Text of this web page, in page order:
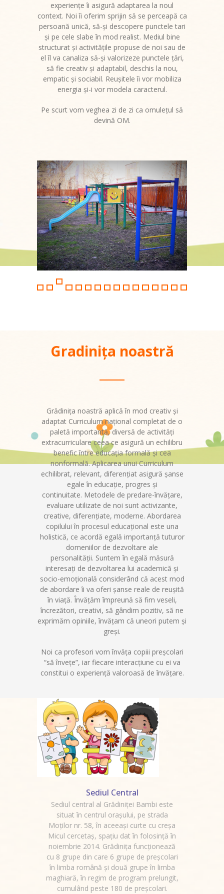
-- Grupa Ursuleții PJ
-- Grupa Veverițele PJ
-- Grupa Vrăbiuțele PJ
-- Galerie Sediul Central
Structura 2
-- Grupa Albinuțele S2
-- Grupa Mămăruțele S2
-- Galerie Structura 2
Proiecte
-- Proiecte eTwinning
Galerie
Contact
experienţe îi asigură adaptarea la noul
context. Noi îi oferim sprijin să se perceapă ca
persoană unică, să-şi descopere punctele tari
şi pe cele slabe în mod realist. Mediul bine
structurat şi activităţile propuse de noi sau de
el îl va canaliza să-şi valorizeze punctele ţări,
să fie creativ şi adaptabil, deschis la nou,
empatic şi sociabil. Reuşitele îi vor mobiliza
energia şi-i vor modela caracterul.
Pe scurt vom veghea zi de zi ca omuleţul să
devină OM.
Gradinița noastră
Grădiniţa noastră aplică în mod creativ şi
adaptat Curriculum naţional completat de o
paletă importantă, diversă de activităţi
extracurriculare ceea ce asigură un echilibru
benefic între educaţia formală şi cea
nonformală. Aplicarea unui Curriculum
echilibrat, relevant, diferenţiat asigură şanse
egale în educaţie, progres şi
continuitate. Metodele de predare-învăţare,
evaluare utilizate de noi sunt activizante,
creative, diferenţiate, moderne. Abordarea
copilului în procesul educaţional este una
holistică, ce acordă egală importanţă tuturor
domeniilor de dezvoltare ale
personalităţii. Suntem în egală măsură
interesaţi de dezvoltarea lui academică şi
socio-emoţională considerând că acest mod
de abordare îi va oferi şanse reale de reuşită
în viaţă. Învăţăm împreună să fim veseli,
încrezători, creativi, să gândim pozitiv, să ne
exprimăm opiniile, învăţam că uneori putem şi
greşi.
Noi ca profesori vom învăţa copiii preşcolari
“să înveţe”, iar fiecare interacţiune cu ei va
constitui o experienţă valoroasă de învăţare.
Sediul Central
Sediul central al Grădiniței Bambi este
situat în centrul oraşului, pe strada
Moţilor nr. 58, în aceeaşi curte cu creşa
Micul cercetaş, spaţiu dat în folosinţă în
noiembrie 2014. Grădinița funcționează
cu 8 grupe din care 6 grupe de preșcolari
în limba română şi două grupe în limba
maghiară, în regim de program prelungit,
cumulând peste 180 de preșcolari.